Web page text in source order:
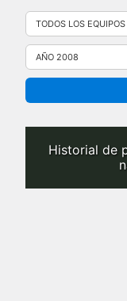
Saltar
contenido
Historial de